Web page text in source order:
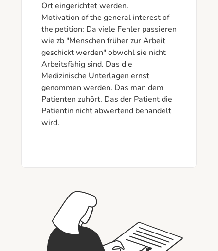
Ort eingerichtet werden.
Motivation of the general interest of
the petition: Da viele Fehler passieren
wie zb "Menschen früher zur Arbeit
geschickt werden" obwohl sie nicht
Arbeitsfähig sind. Das die
Medizinische Unterlagen ernst
genommen werden. Das man dem
Patienten zuhört. Das der Patient die
Patientin nicht abwertend behandelt
wird.